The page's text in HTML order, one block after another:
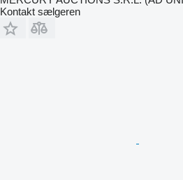
Kontakt sælgeren